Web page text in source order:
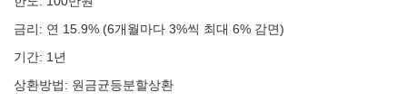
금리: 연 15.9% (6개월마다 3%씩 최대 6% 감면)
기간: 1년
상환방법: 원금균등분할상환